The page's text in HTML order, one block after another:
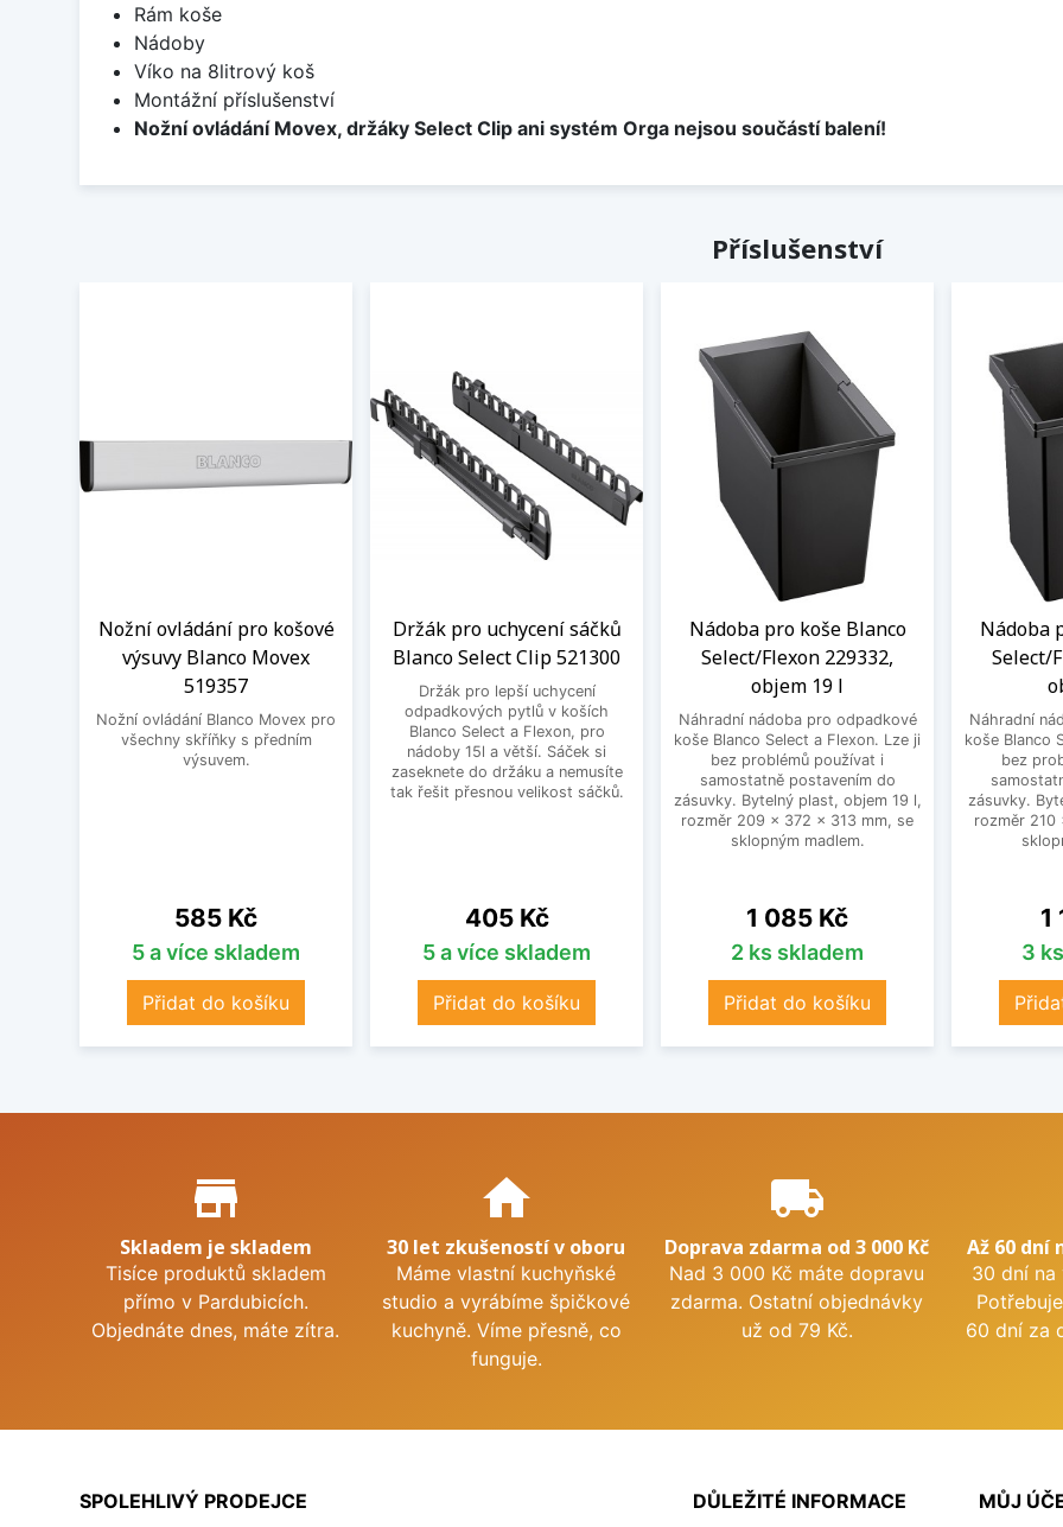
Rám koše
Nádoby
Víko na 8litrový koš
Montážní příslušenství
Nožní ovládání Movex, držáky Select Clip ani systém Orga nejsou součástí balení!
Příslušenství
Nožní ovládání pro košové
výsuvy Blanco Movex
519357
Nožní ovládání Blanco Movex pro
všechny skříňky s předním
výsuvem.
Cena
585 Kč
5 a více skladem
Přidat do košíku
Držák pro uchycení sáčků
Blanco Select Clip 521300
Držák pro lepší uchycení
odpadkových pytlů v koších
Blanco Select a Flexon, pro
nádoby 15l a větší. Sáček si
zaseknete do držáku a nemusíte
tak řešit přesnou velikost sáčků.
Cena
405 Kč
5 a více skladem
Přidat do košíku
Nádoba pro koše Blanco
Select/Flexon 229332,
objem 19 l
Náhradní nádoba pro odpadkové
koše Blanco Select a Flexon. Lze ji
bez problémů používat i
samostatně postavením do
zásuvky. Bytelný plast, objem 19 l,
rozměr 209 x 372 x 313 mm, se
sklopným madlem.
Cena
1 085 Kč
2 ks skladem
Přidat do košíku
Nádoba
Select/
Náhradní
koše Blanco
bez
zásuvky.
rozměr 210
1
3
Proč nakupovat u nás?
store_mall_directory
Skladem je skladem
Tisíce produktů skladem
přímo v Pardubicích.
Objednáte dnes, máte zítra.
home
30 let zkušeností v oboru
Máme vlastní kuchyňské
studio a vyrábíme špičkové
kuchyně. Víme přesně, co
funguje.
local_shipping
Doprava zdarma od 3 000 Kč
Nad 3 000 Kč máte dopravu
zdarma. Ostatní objednávky
už od 79 Kč.
Až 60 dní
30 dní na
60 dní za
SPOLEHLIVÝ PRODEJCE
DŮLEŽITÉ INFORMACE MŮJ